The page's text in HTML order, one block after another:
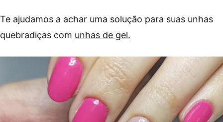
Te ajudamos a achar uma solução para suas unhas
quebradiças com unhas de gel.